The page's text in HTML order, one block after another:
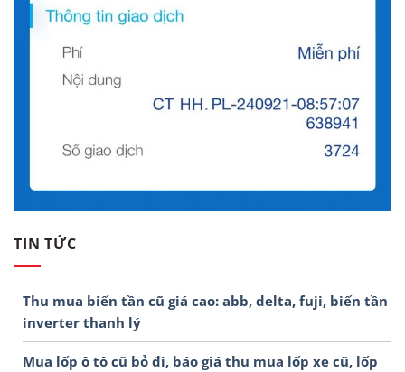
TIN TỨC
Thu mua biến tần cũ giá cao: abb, delta, fuji, biến tần
inverter thanh lý
Mua lốp ô tô cũ bỏ đi, báo giá thu mua lốp xe cũ, lốp